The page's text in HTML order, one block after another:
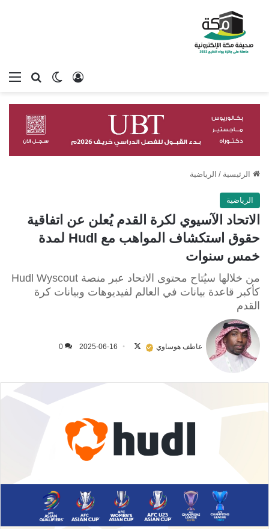
بحثالوضع
تسجيل الدخول
الرئيسية / الرياضية
الرياضية
الاتحاد الآسيوي لكرة القدم يُعلن عن اتفاقية
حقوق استكشاف المواهب مع Hudl لمدة
خمس سنوات
من خلالها سيُتاح محتوى الاتحاد عبر منصة Hudl Wyscout
كأكبر قاعدة بيانات في العالم لفيديوهات وبيانات كرة
القدم
عاطف هوساوي
على
2025-06-16
0